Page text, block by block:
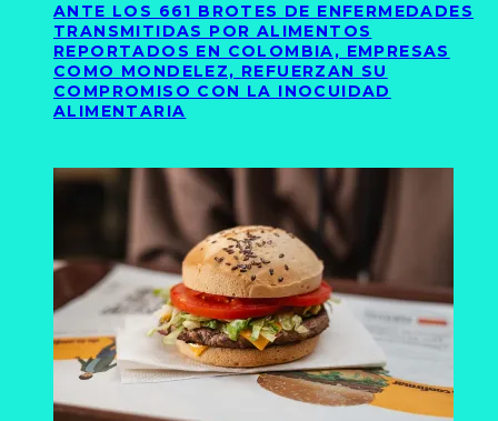
ANTE LOS 661 BROTES DE ENFERMEDADES
TRANSMITIDAS POR ALIMENTOS
REPORTADOS EN COLOMBIA, EMPRESAS
COMO MONDELEZ, REFUERZAN SU
COMPROMISO CON LA INOCUIDAD
ALIMENTARIA